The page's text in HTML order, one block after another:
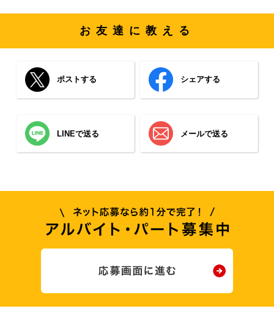
お友達に教える
ポストする シェアする
LINEで送る メールで送る